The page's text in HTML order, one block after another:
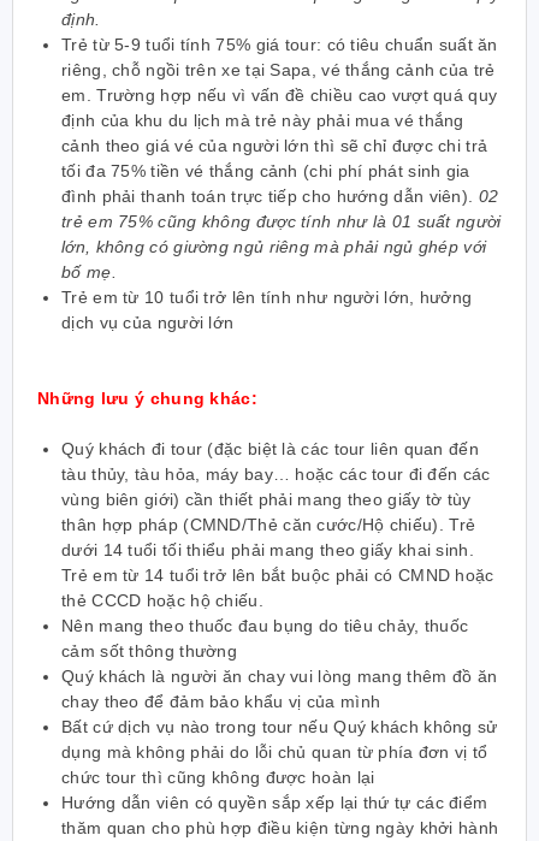
định.
Trẻ từ 5-9 tuổi tính 75% giá tour: có tiêu chuẩn suất ăn
riêng, chỗ ngồi trên xe tại Sapa, vé thắng cảnh của trẻ
em. Trường hợp nếu vì vấn đề chiều cao vượt quá quy
định của khu du lịch mà trẻ này phải mua vé thắng
cảnh theo giá vé của người lớn thì sẽ chỉ được chi trả
tối đa 75% tiền vé thắng cảnh (chi phí phát sinh gia
đình phải thanh toán trực tiếp cho hướng dẫn viên). 02
trẻ em 75% cũng không được tính như là 01 suất người
lớn, không có giường ngủ riêng mà phải ngủ ghép với
bố mẹ.
Trẻ em từ 10 tuổi trở lên tính như người lớn, hưởng
dịch vụ của người lớn
Những lưu ý chung khác:
Quý khách đi tour (đặc biệt là các tour liên quan đến
tàu thủy, tàu hỏa, máy bay… hoặc các tour đi đến các
vùng biên giới) cần thiết phải mang theo giấy tờ tùy
thân hợp pháp (CMND/Thẻ căn cước/Hộ chiếu).Trẻ
dưới 14 tuổi tối thiểu phải mang theo giấy khai sinh
Trẻ em từ 14 tuổi trở lên bắt buộc phải có CMND hoặc
thẻ CCCD hoặc hộ chiếu.
Nên mang theo thuốc đau bụng do tiêu chảy, thuốc
cảm sốt thông thường
Quý khách là người ăn chay vui lòng mang thêm đồ ăn
chay theo để đảm bảo khẩu vị của mình
Bất cứ dịch vụ nào trong tour nếu Quý khách không sử
dụng mà không phải do lỗi chủ quan từ phía đơn vị tổ
chức tour thì cũng không được hoàn lại
Hướng dẫn viên có quyền sắp xếp lại thứ tự các điểm
thăm quan cho phù hợp điều kiện từng ngày khởi hành